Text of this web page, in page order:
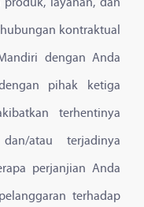
layanan, dan
kontraktual
dengan Anda
pihak ketiga
terhentinya
atau terjadinya
perjanjian Anda
terhadap